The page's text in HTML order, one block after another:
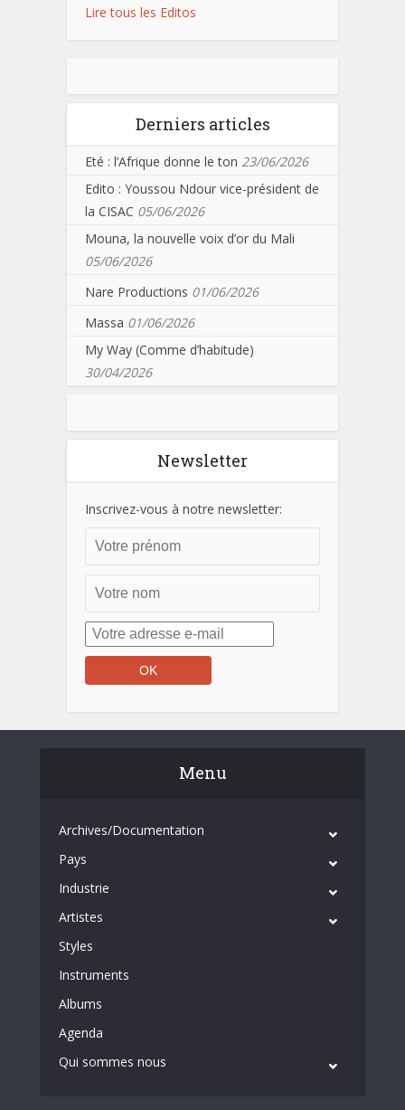
Lire tous les Editos
Derniers articles
Eté : l’Afrique donne le ton 23/06/2026
Edito : Youssou Ndour vice-président de
la CISAC 05/06/2026
Mouna, la nouvelle voix d’or du Mali
05/06/2026
Nare Productions 01/06/2026
Massa 01/06/2026
My Way (Comme d’habitude)
30/04/2026
Newsletter
Inscrivez-vous à notre newsletter:
Menu
Archives/Documentation
Pays
Industrie
Artistes
Styles
Instruments
Albums
Agenda
Qui sommes nous